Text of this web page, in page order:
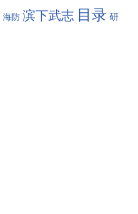
海防 滨下武志 目录 研